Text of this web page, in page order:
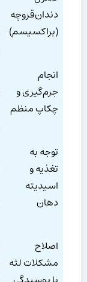
دندان‌قروچه
(براکسیسم)
انجام
جرم‌گیری و
چکاپ منظم
توجه به
تغذیه و
اسیدیته
دهان
اصلاح
مشکلات لثه